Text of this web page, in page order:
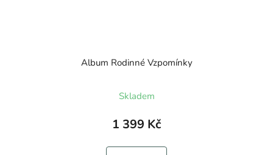
Album Rodinné Vzpomínky
Skladem
1 399 Kč